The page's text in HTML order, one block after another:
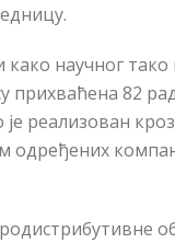
научног тако
82
реализован
одређених